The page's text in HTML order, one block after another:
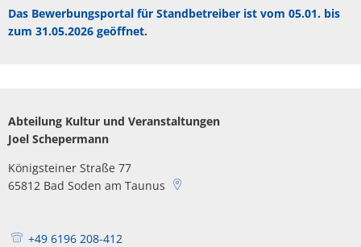
Das Bewerbungsportal für Standbetreiber ist vom 05.01. bis
zum 31.05.2026 geöffnet.
Abteilung Kultur und Veranstaltungen
Joel Schepermann
Königsteiner Straße 77
65812 Bad Soden am Taunus
+49 6196 208-412